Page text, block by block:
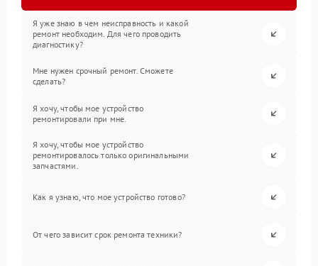
Я уже знаю в чем неисправность и какой
ремонт необходим. Для чего проводить
диагностику?
Мне нужен срочный ремонт. Сможете
сделать?
Я хочу, чтобы мое устройство
ремонтировали при мне.
Я хочу, чтобы мое устройство
ремонтировалось только оригинальными
запчастями.
Как я узнаю, что мое устройство готово?
От чего зависит срок ремонта техники?